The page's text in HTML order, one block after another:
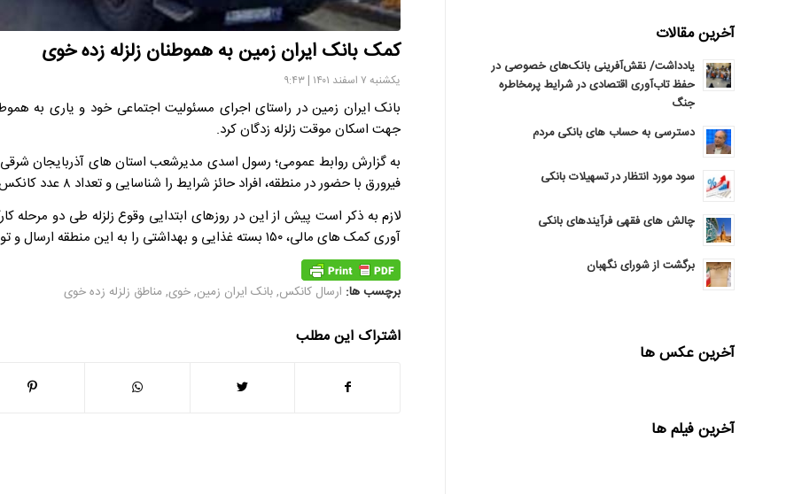
کمک بانک ایران زمین به هموطنان زلزله زده خوی
یکشنبه ۷ اسفند ۱۴۰۱ | ۹:۴۳
بانک ایران زمین در راستای اجرای مسئولیت اجتماعی خود و یاری به
جهت اسکان موقت زلزله زدگان کرد.
به گزارش روابط عمومی؛ رسول اسدی مدیرشعب استان های آذربایجان شرقی
فیرورق با حضور در منطقه، افراد حائز شرایط را شناسایی و تعداد ۸ عدد کانکس جهت اسکان و ۱ کانکس سرویس بهداشتی تحویل این افراد شد.
لازم به ذکر است پیش از این در روزهای ابتدایی وقوع زلزله طی دو
آوری کمک های مالی، ۱۵۰ بسته غذایی و بهداشتی را به این منطقه ارسال و توزیع کردند.
برچسب ها: ارسال کانکس,بانک ایران زمین,خوی, مناطق زلزله زده خوی
اشتراک این مطلب
آخرین مقالات
یادداشت/ نقش‌آفرینی بانک‌های خصوصی در
حفظ تاب‌آوری اقتصادی در شرایط پرمخاطره
جنگ
دسترسی به حساب های بانکی مردم
سود مورد انتظار در تسهیلات بانکی
چالش های فقهی فرآیندهای بانکی
برگشت از شورای نگهبان
آخرین عکس ها
آخرین فیلم ها